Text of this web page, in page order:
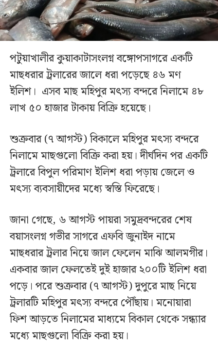
পটুয়াখালীর কুয়াকাটাসংলগ্ন বঙ্গোপসাগরে একটি
মাছধরার ট্রলারের জালে ধরা পড়েছে ৪৬ মণ
ইলিশ। এসব মাছ মহিপুর মৎস্য বন্দরে নিলামে ৪৮
লাখ ৫০ হাজার টাকায় বিক্রি হয়েছে।
শুক্রবার (৭ আগস্ট) বিকালে মহিপুর মৎস্য বন্দরে
নিলামে মাছগুলো বিক্রি করা হয়। দীর্ঘদিন পর একটি
ট্রলারে বিপুল পরিমাণ ইলিশ ধরা পড়ায় জেলে ও
মৎস্য ব্যবসায়ীদের মধ্যে স্বস্তি ফিরেছে।
জানা গেছে, ৬ আগস্ট পায়রা সমুদ্রবন্দরের শেষ
বয়াসংলগ্ন গভীর সাগরে এফবি জুনাইদ নামে
মাছধরার ট্রলার নিয়ে জাল ফেলেন মাঝি আলমগীর।
একবার জাল ফেলতেই দুই হাজার ২০০টি ইলিশ ধরা
পড়ে। পরে শুক্রবার (৭ আগস্ট) দুপুরে মাছ নিয়ে
ট্রলারটি মহিপুর মৎস্য বন্দরে পৌঁছায়। মনোয়ারা
ফিশ আড়তে নিলামের মাধ্যমে বিকাল থেকে সন্ধ্যার
মধ্যে মাছগুলো বিক্রি করা হয়।